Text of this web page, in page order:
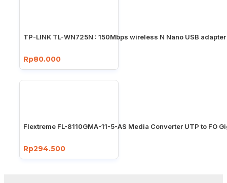
TP-LINK TL-WN725N : 150Mbps wireless N Nano USB adapter
Rp80.000
Flextreme FL-8110GMA-11-5-AS Media Converter UTP to FO
Rp294.500